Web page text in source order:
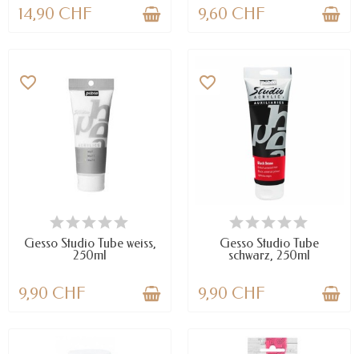
14,90 CHF 9,60 CHF
NUR NOCH WENIGE TEILE
VERFÜGBAR
favorite_border
Gesso Studio Tube weiss,
250ml
9,90 CHF
NUR NOCH WENIGE TEILE
VERFÜGBAR
favorite_border
Gesso Studio Tube
schwarz, 250ml
9,90 CHF